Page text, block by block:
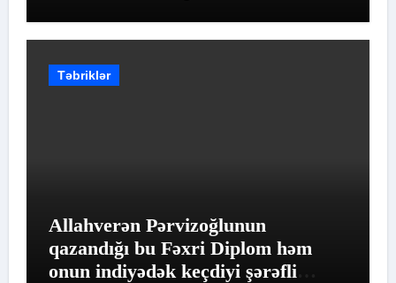
Təbriklər
Allahverən Pərvizoğlunun
qazandığı bu Fəxri Diplom həm
onun indiyədək keçdiyi şərəfli